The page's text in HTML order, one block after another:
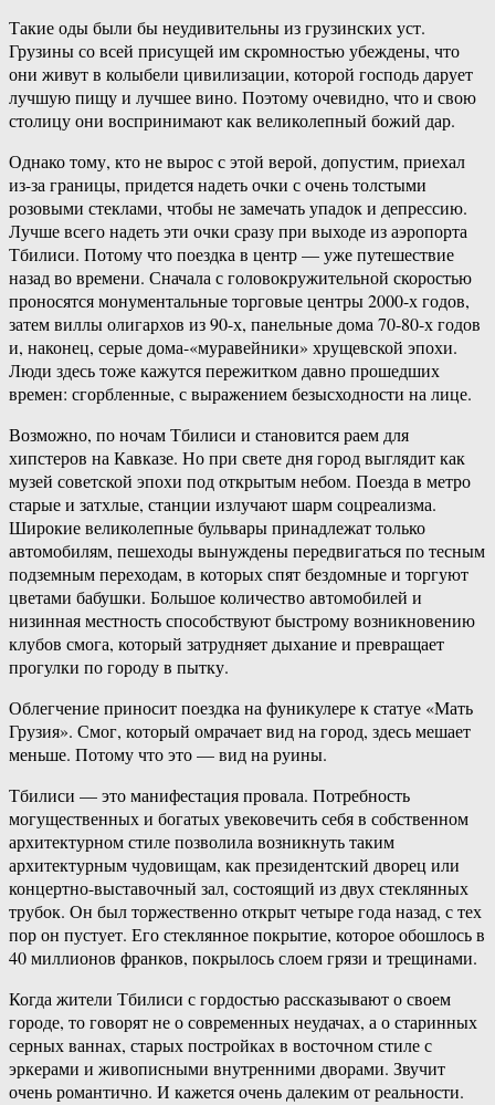
Такие оды были бы неудивительны из грузинских уст.
Грузины со всей присущей им скромностью убеждены, что
они живут в колыбели цивилизации, которой господь дарует
лучшую пищу и лучшее вино. Поэтому очевидно, что и свою
столицу они воспринимают как великолепный божий дар.
Однако тому, кто не вырос с этой верой, допустим, приехал
из-за границы, придется надеть очки с очень толстыми
розовыми стеклами, чтобы не замечать упадок и депрессию.
Лучше всего надеть эти очки сразу при выходе из аэропорта
Тбилиси. Потому что поездка в центр — уже путешествие
назад во времени. Сначала с головокружительной скоростью
проносятся монументальные торговые центры 2000-х годов,
затем виллы олигархов из 90-х, панельные дома 70-80-х годов
и, наконец, серые дома-«муравейники» хрущевской эпохи.
Люди здесь тоже кажутся пережитком давно прошедших
времен: сгорбленные, с выражением безысходности на лице.
Возможно, по ночам Тбилиси и становится раем для
хипстеров на Кавказе. Но при свете дня город выглядит как
музей советской эпохи под открытым небом. Поезда в метро
старые и затхлые, станции излучают шарм соцреализма.
Широкие великолепные бульвары принадлежат только
автомобилям, пешеходы вынуждены передвигаться по тесным
подземным переходам, в которых спят бездомные и торгуют
цветами бабушки. Большое количество автомобилей и
низинная местность способствуют быстрому возникновению
клубов смога, который затрудняет дыхание и превращает
прогулки по городу в пытку.
Облегчение приносит поездка на фуникулере к статуе «Мать
Грузия». Смог, который омрачает вид на город, здесь мешает
меньше. Потому что это — вид на руины.
Тбилиси — это манифестация провала. Потребность
могущественных и богатых увековечить себя в собственном
архитектурном стиле позволила возникнуть таким
архитектурным чудовищам, как президентский дворец или
концертно-выставочный зал, состоящий из двух стеклянных
трубок. Он был торжественно открыт четыре года назад, с тех
пор он пустует. Его стеклянное покрытие, которое обошлось в
40 миллионов франков, покрылось слоем грязи и трещинами.
Когда жители Тбилиси с гордостью рассказывают о своем
городе, то говорят не о современных неудачах, а о старинных
серных ваннах, старых постройках в восточном стиле с
эркерами и живописными внутренними дворами. Звучит
очень романтично. И кажется очень далеким от реальности.